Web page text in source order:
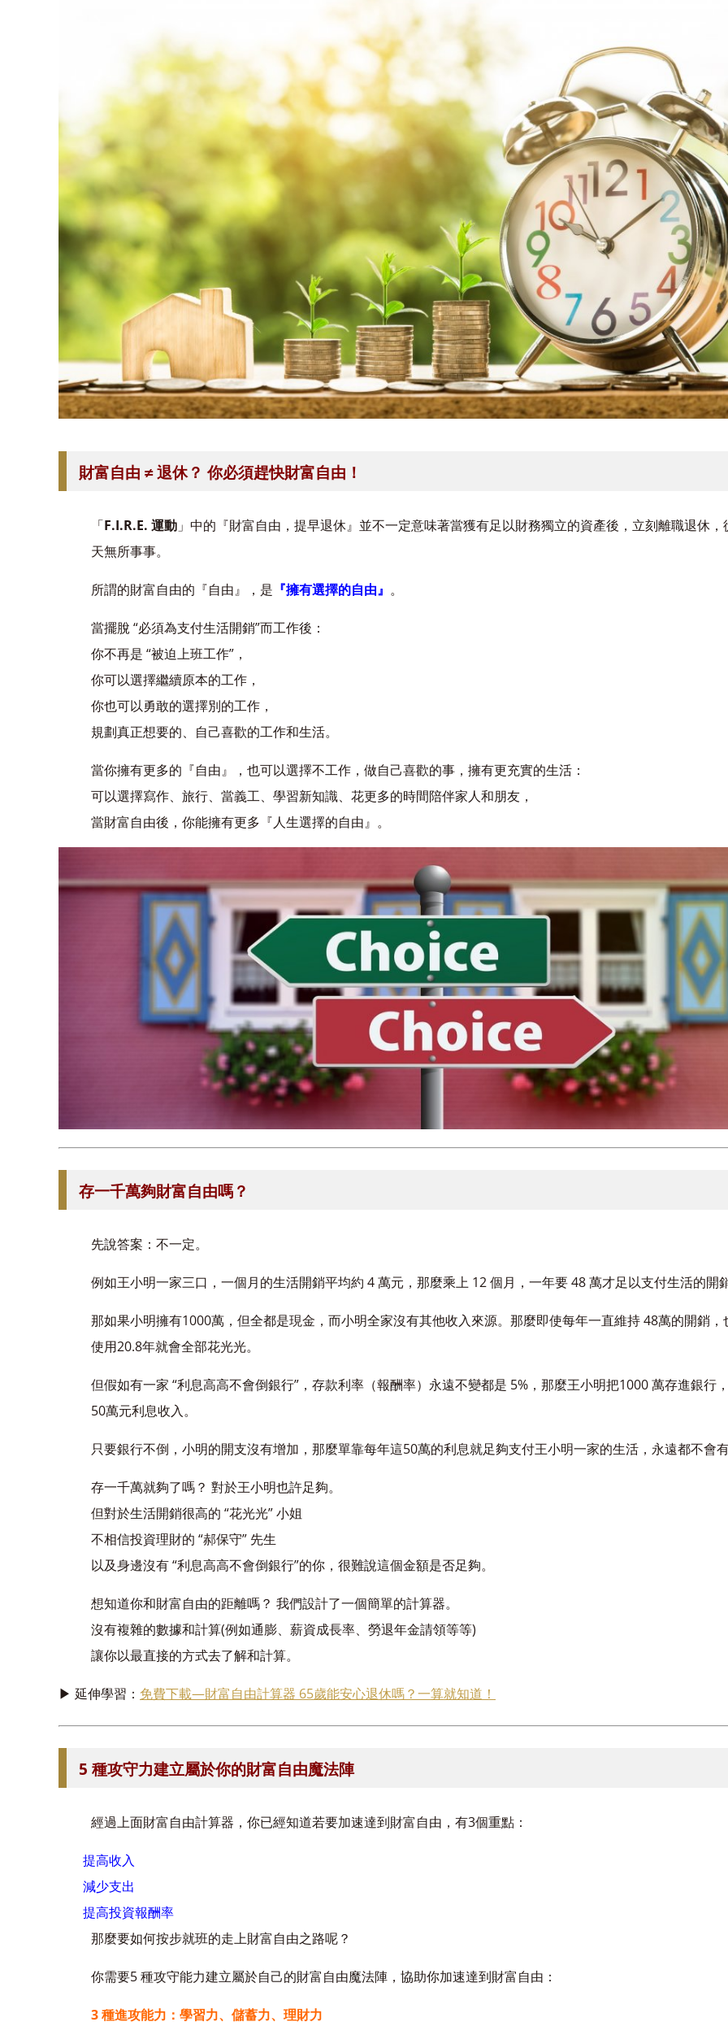
財富自由 ≠ 退休？ 你必須趕快財富自由！
「F.I.R.E. 運動 」中的『財富自由，提早退休』並不一定意味著當獲有足以財務獨立的資產後，立刻離職退休
天無所事事。
所謂的財富自由的『自由』，是 『擁有選擇的自由』 。
當擺脫 “必須為支付生活開銷”而工作後：
你不再是 “被迫上班工作”，
你可以選擇繼續原本的工作，
你也可以勇敢的選擇別的工作，
規劃真正想要的、自己喜歡的工作和生活。
當你擁有更多的『自由』，也可以選擇不工作，做自己喜歡的事，擁有更充實的生活：
可以選擇寫作、旅行、當義工、學習新知識、花更多的時間陪伴家人和朋友，
當財富自由後，你能擁有更多『人生選擇的自由』。
存一千萬夠財富自由嗎？
先說答案：不一定。
例如王小明一家三口，一個月的生活開銷平均約 4 萬元，那麼乘上 12 個月，一年要 48 萬才足以支付生活的開
那如果小明擁有1000萬，但全都是現金，而小明全家沒有其他收入來源。那麼即使每年一直維持 48萬的開銷
使用20.8年就會全部花光光。
但假如有一家 “利息高高不會倒銀行”，存款利率（報酬率）永遠不變都是 5%，那麼王小明把1000 萬存進銀行
50萬元利息收入。
只要銀行不倒，小明的開支沒有增加，那麼單靠每年這50萬的利息就足夠支付王小明一家的生活，永遠都不會
存一千萬就夠了嗎？ 對於王小明也許足夠。
但對於生活開銷很高的 “花光光” 小姐
不相信投資理財的 “郝保守” 先生
以及身邊沒有 “利息高高不會倒銀行”的你，很難說這個金額是否足夠。
想知道你和財富自由的距離嗎？ 我們設計了一個簡單的計算器。
沒有複雜的數據和計算(例如通膨、薪資成長率、勞退年金請領等等)
讓你以最直接的方式去了解和計算。
▶ 延伸學習： 免費下載—財富自由計算器 65歲能安心退休嗎？一算就知道！
5 種攻守力建立屬於你的財富自由魔法陣
經過上面財富自由計算器，你已經知道若要加速達到財富自由，有3個重點：
提高收入
減少支出
提高投資報酬率
那麼要如何按步就班的走上財富自由之路呢？
你需要5 種攻守能力建立屬於自己的財富自由魔法陣，協助你加速達到財富自由：
3 種進攻能力：學習力、儲蓄力、理財力